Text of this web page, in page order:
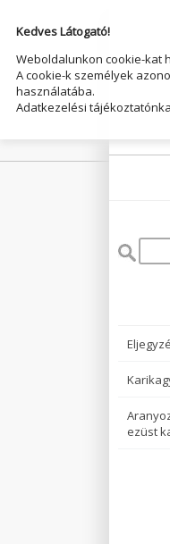
ezüst
Kedves Látogató!
Weboldalunkon cookie-kat
A cookie-k személyek
használatába.
Adatkezelési